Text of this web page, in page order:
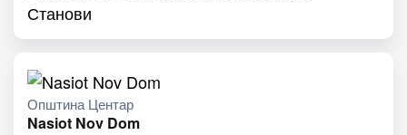
Станови
Општина Центар
Nasiot Nov Dom